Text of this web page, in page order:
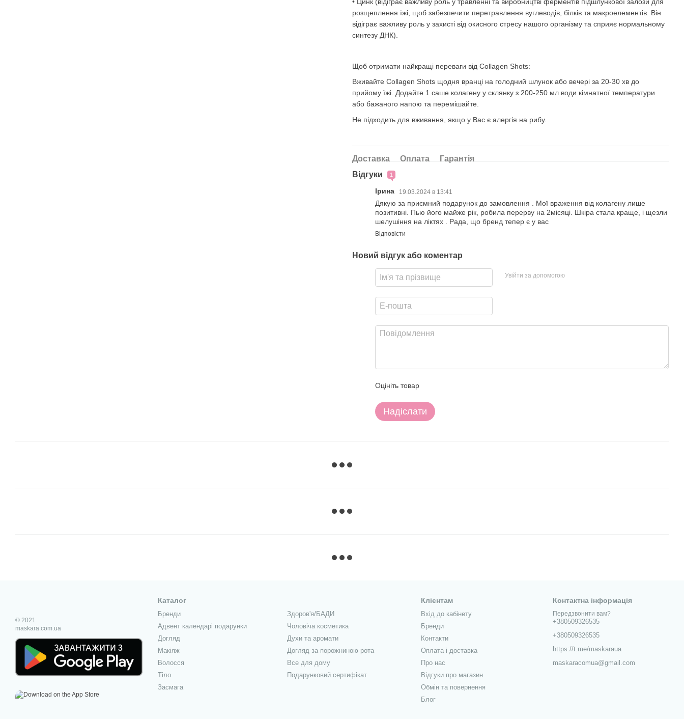
розщеплення їжі, щоб забезпечити перетравлення вуглеводів, білків та макроелементів. Він
відіграє важливу роль у захисті від окисного стресу нашого організму та сприяє нормальному
синтезу ДНК).
Щоб отримати найкращі переваги від Collagen Shots:
Вживайте Collagen Shots щодня вранці на голодний шлунок або вечері за 20-30 хв до
прийому їжі. Додайте 1 саше колагену у склянку з 200-250 мл води кімнатної температури
або бажаного напою та перемішайте.
Не підходить для вживання, якщо у Вас є алергія на рибу.
Доставка Оплата
Гарантія
Відгуки
1
Ірина 19.03.2024 в 13:41
Дякую за приємний подарунок до замовлення . Мої враження від колагену лише
позитивні. Пью його майже рік, робила перерву на 2місяці. Шкіра стала краще, і щезли
шелушіння на ліктях . Рада, що бренд тепер є у вас
Відповісти
Новий відгук або коментар
Увійти за допомогою
Оцініть товар
Надіслати
© 2021
maskara.com.ua
Каталог
Бренди
Адвент календарі подарунки
Догляд
Макіяж
Волосся
Тіло
Засмага
Здоров'я/БАДИ
Чоловіча косметика
Духи та аромати
Догляд за порожниною рота
Все для дому
Подарунковий сертифікат
Клієнтам
Вхід до кабінету
Бренди
Контакти
Оплата і доставка
Про нас
Відгуки про магазин
Обмін та повернення
Блог
Контактна інформація
Передзвонити вам?
+380509326535
+380509326535
https://t.me/maskaraua
maskaracomua@gmail.com